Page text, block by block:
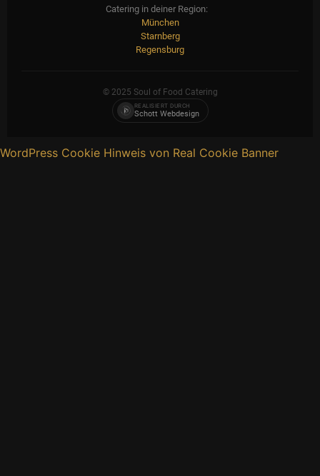
Catering in deiner Region:
München
Starnberg
Regensburg
© 2025 Soul of Food Catering
REALISIERT DURCH
Schott Webdesign
WordPress Cookie Hinweis von Real Cookie Banner